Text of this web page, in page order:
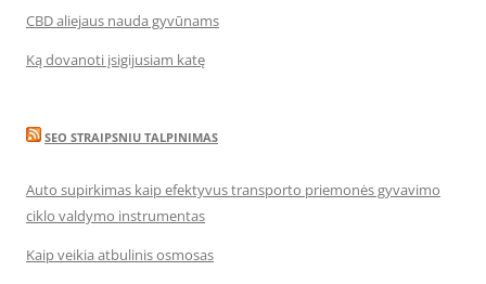
CBD aliejaus nauda gyvūnams
Ką dovanoti įsigijusiam katę
SEO STRAIPSNIU TALPINIMAS
Auto supirkimas kaip efektyvus transporto priemonės gyvavimo
ciklo valdymo instrumentas
Kaip veikia atbulinis osmosas